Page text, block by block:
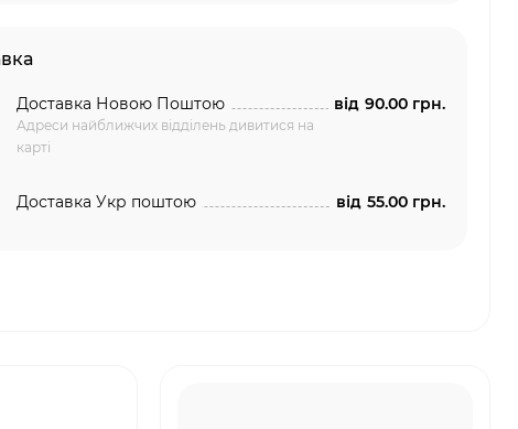
Доставка Новою Поштою
Адреси найближчих відділень дивитися на
карті
від 90.00 грн.
Доставка Укр поштою від 55.00 грн.